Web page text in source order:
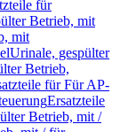
für
Betrieb, mit
mit
Urinale, gespülter
Betrieb,
für Für AP-
Ersatzteile
Betrieb, mit /